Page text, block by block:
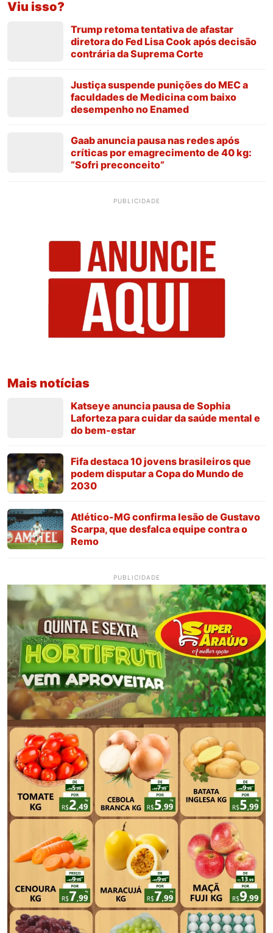
Viu isso?
Trump retoma tentativa de afastar
diretora do Fed Lisa Cook após decisão
contrária da Suprema Corte
Justiça suspende punições do MEC a
faculdades de Medicina com baixo
desempenho no Enamed
Gaab anuncia pausa nas redes após
críticas por emagrecimento de 40 kg:
“Sofri preconceito”
PUBLICIDADE
Mais notícias
Katseye anuncia pausa de Sophia
Laforteza para cuidar da saúde mental e
do bem-estar
Fifa destaca 10 jovens brasileiros que
podem disputar a Copa do Mundo de
2030
Atlético-MG confirma lesão de Gustavo
Scarpa, que desfalca equipe contra o
Remo
PUBLICIDADE